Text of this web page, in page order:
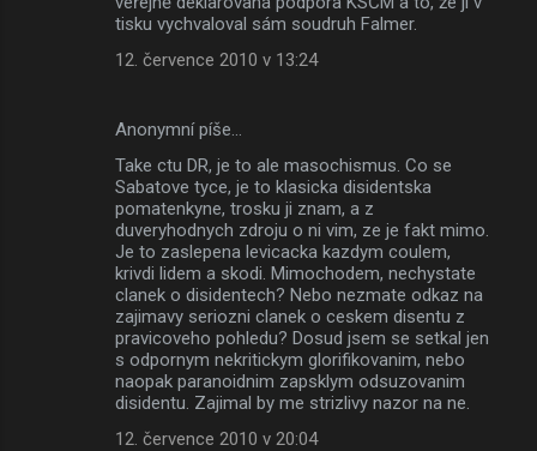
tisku vychvaloval sám soudruh Falmer.
12. července 2010 v 13:24
Anonymní píše…
Take ctu DR, je to ale masochismus. Co se
Sabatove tyce, je to klasicka disidentska
pomatenkyne, trosku ji znam, a z
duveryhodnych zdroju o ni vim, ze je fakt mimo.
Je to zaslepena levicacka kazdym coulem,
krivdi lidem a skodi. Mimochodem, nechystate
clanek o disidentech? Nebo nezmate odkaz na
zajimavy seriozni clanek o ceskem disentu z
pravicoveho pohledu? Dosud jsem se setkal jen
s odpornym nekritickym glorifikovanim, nebo
naopak paranoidnim zapsklym odsuzovanim
disidentu. Zajimal by me strizlivy nazor na ne.
12. července 2010 v 20:04